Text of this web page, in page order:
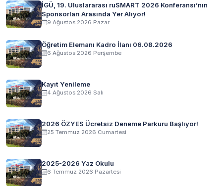
İGÜ, 19. Uluslararası ruSMART 2026 Konferansı’nın
Sponsorları Arasında Yer Alıyor!
9 Ağustos 2026 Pazar
Öğretim Elemanı Kadro İlanı 06.08.2026
6 Ağustos 2026 Perşembe
Kayıt Yenileme
4 Ağustos 2026 Salı
2026 ÖZYES Ücretsiz Deneme Parkuru Başlıyor!
25 Temmuz 2026 Cumartesi
2025-2026 Yaz Okulu
6 Temmuz 2026 Pazartesi